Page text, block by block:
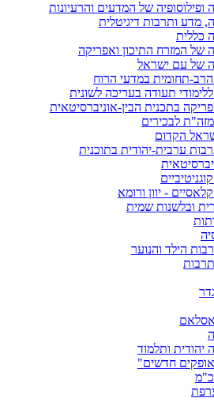
ופילוסופיה של המדעים והרעיונות
מדע ותרבות דיגיטלית
כללית
של המזרח התיכון ואפריקה
של עם ישראל
תחומית במדעי הרוח
תעודה בעריכה לשונית
בתכנית הבין-אוניברסיטאית
לבכירים
הקדום
ערבית-יהודית בתוכנית
- יוון ורומא
ובלשנות שמית
הילד והנוער
יהודית ותלמוד
חדשים"